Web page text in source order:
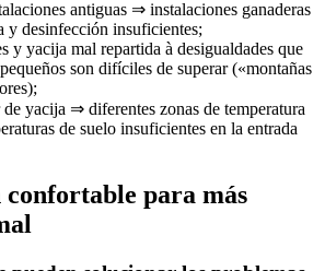
antiguas ⇒ instalaciones ganaderas
y desinfección insuficientes;
y yacija mal repartida à desigualdades que
son difíciles de superar («montañas
yacija ⇒ diferentes zonas de temperatura
de suelo insuficientes en la entrada
para más